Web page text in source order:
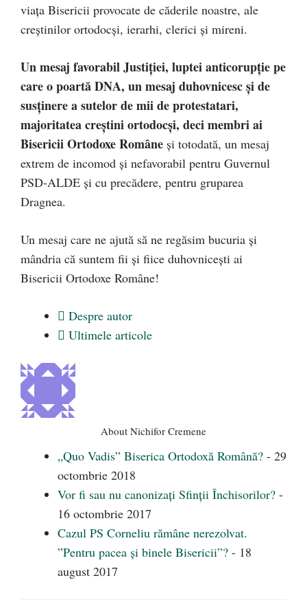
viața Bisericii provocate de căderile noastre, ale
creștinilor ortodocși, ierarhi, clerici și mireni.
Un mesaj favorabil Justiției, luptei anticorupție pe
care o poartă DNA, un mesaj duhovnicesc și de
susținere a sutelor de mii de protestatari,
majoritatea creștini ortodocși, deci membri ai
Bisericii Ortodoxe Române și totodată, un mesaj
extrem de incomod și nefavorabil pentru Guvernul
PSD-ALDE și cu precădere, pentru gruparea
Dragnea.
Un mesaj care ne ajută să ne regăsim bucuria și
mândria că suntem fii și fiice duhovnicești ai
Bisericii Ortodoxe Române!
Despre autor
Ultimele articole
About Nichifor Cremene
„Quo Vadis” Biserica Ortodoxă Română? - 29
octombrie 2018
Vor fi sau nu canonizați Sfinții Închisorilor? -
16 octombrie 2017
Cazul PS Corneliu rămâne nerezolvat.
”Pentru pacea şi binele Bisericii”? - 18
august 2017